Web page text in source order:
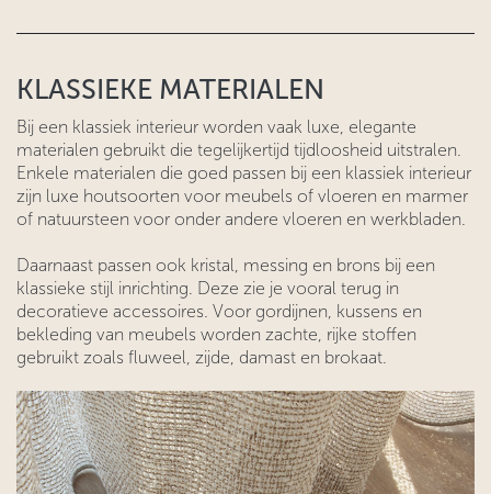
KLASSIEKE MATERIALEN
Bij een klassiek interieur worden vaak luxe, elegante
materialen gebruikt die tegelijkertijd tijdloosheid uitstralen.
Enkele materialen die goed passen bij een klassiek interieur
zijn luxe houtsoorten voor meubels of vloeren en marmer
of natuursteen voor onder andere vloeren en werkbladen.
Daarnaast passen ook kristal, messing en brons bij een
klassieke stijl inrichting. Deze zie je vooral terug in
decoratieve accessoires. Voor gordijnen, kussens en
bekleding van meubels worden zachte, rijke stoffen
gebruikt zoals fluweel, zijde, damast en brokaat.​